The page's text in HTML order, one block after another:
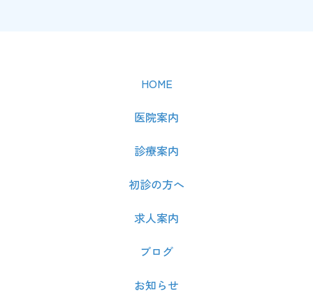
HOME
医院案内
診療案内
初診の方へ
求人案内
ブログ
お知らせ